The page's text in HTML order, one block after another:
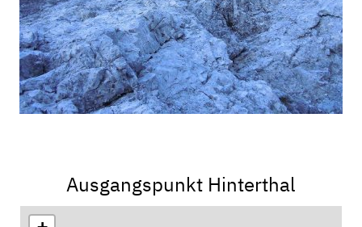
Ausgangspunkt Hinterthal